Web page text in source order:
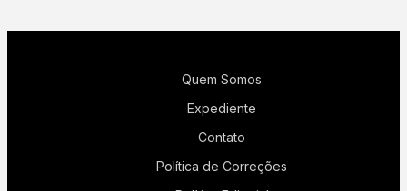
Quem Somos
Expediente
Contato
Política de Correções